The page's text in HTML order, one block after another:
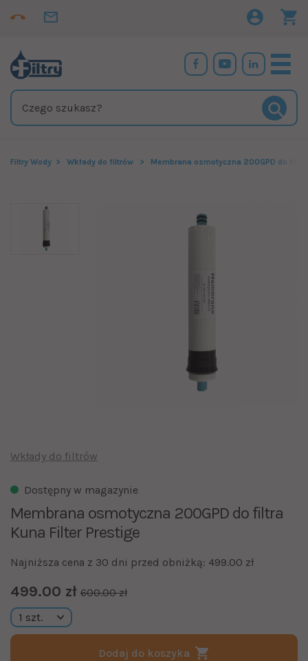
Filtry Wody Wkłady do filtrów Membrana osmotyczna 200GPD do
Wkłady do filtrów
Dostępny w magazynie
Membrana osmotyczna 200GPD do filtra
Kuna Filter Prestige
Najniższa cena z 30 dni przed obniżką: 499.00 zł
499.00 zł 600.00 zł
Dodaj do koszyka